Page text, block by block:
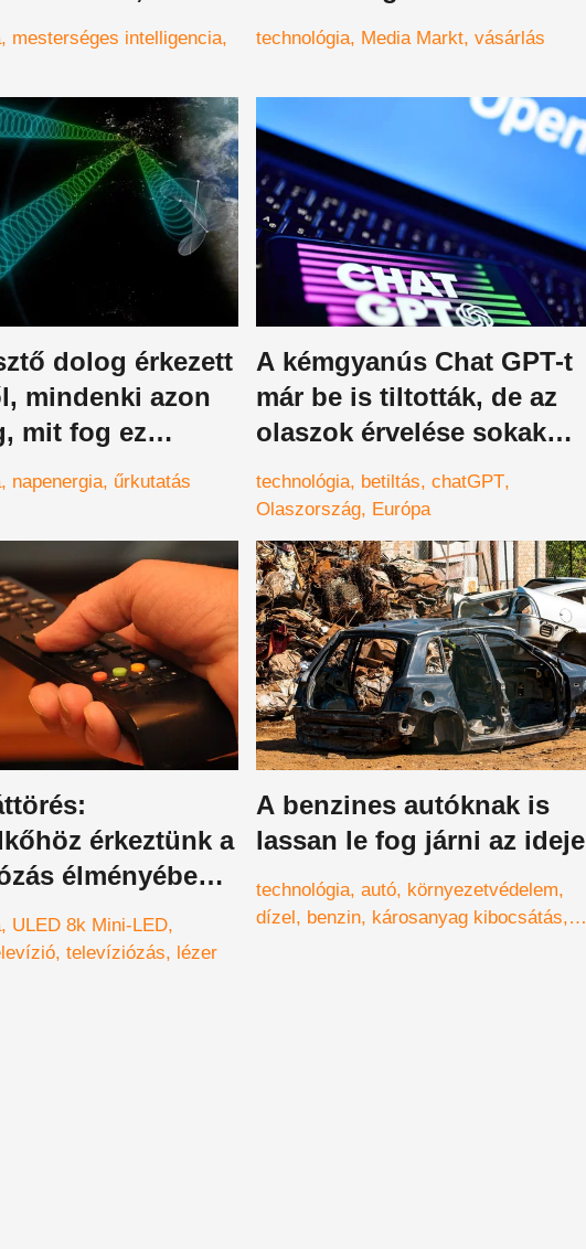
dolgot vett
mesterséges intelligencia
termékek jönnek
technológia Media Markt vásárlás
dolog érkezett
mindenki azon
mit fog ez
az emberiség
napenergia űrkutatás
A kémgyanús Chat GPT-t
már be is tiltották, de az
olaszok érvelése sokak
szerint nevetséges
technológia betiltás chatGPT
Olaszország Európa
érkeztünk a
élményében -
találmány
ULED 8k Mini-LED
televíziózás lézer
A benzines autóknak is
lassan le fog járni az ideje
technológia autó környezetvédelem
dízel
benzin károsanyag kibocsátás